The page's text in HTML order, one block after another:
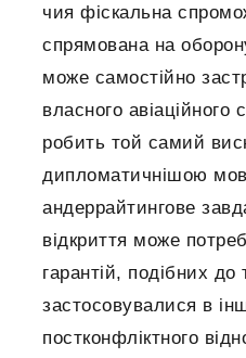
чия фіскальна
спрямована на
може самостійно
власного авіаційного
робить той самий
дипломатичнішою
андеррайтингове
відкриття може
гарантій, подібних
застосовувалися в
постконфліктного